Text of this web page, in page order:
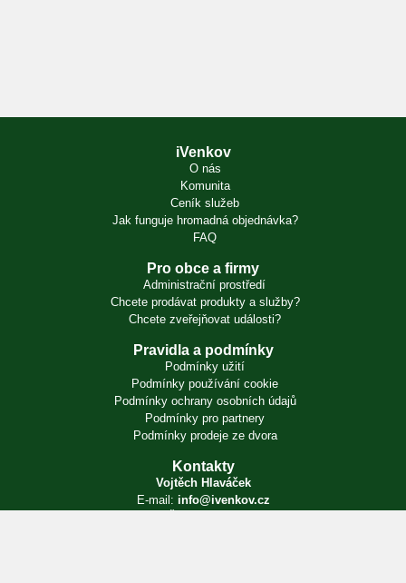
iVenkov
O nás
Komunita
Ceník služeb
Jak funguje hromadná objednávka?
FAQ
Pro obce a firmy
Administrační prostředí
Chcete prodávat produkty a služby?
Chcete zveřejňovat události?
Pravidla a podmínky
Podmínky užití
Podmínky používání cookie
Podmínky ochrany osobních údajů
Podmínky pro partnery
Podmínky prodeje ze dvora
Kontakty
Vojtěch Hlaváček
E-mail: info@ivenkov.cz